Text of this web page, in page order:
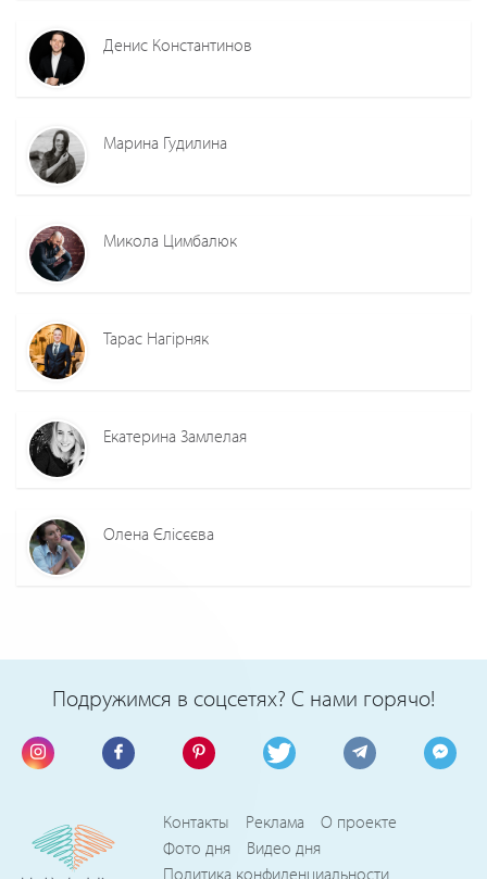
Денис Константинов
Марина Гудилина
Микола Цимбалюк
Тарас Нагірняк
Екатерина Замлелая
Олена Єлісєєва
Подружимся в соцсетях? С нами горячо!
Контакты Реклама
О проекте
Фото дня
Видео дня
Политика конфиденциальности